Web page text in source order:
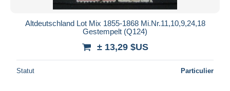
Altdeutschland Lot Mix 1855-1868 Mi.Nr.11,10,9,24,18
Gestempelt (Q124)
± 13,29 $US
Statut Particulier